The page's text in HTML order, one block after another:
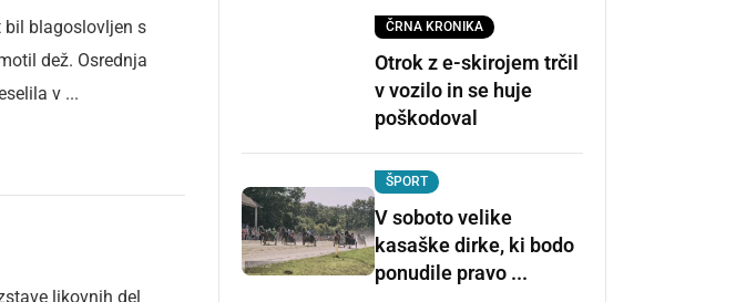
bil blagoslovljen s
dež. Osrednja
v ...
likovnih del
ČRNA KRONIKA
Otrok z e-skirojem trčil
v vozilo in se huje
poškodoval
ŠPORT
V soboto velike
kasaške dirke, ki bodo
ponudile pravo ...